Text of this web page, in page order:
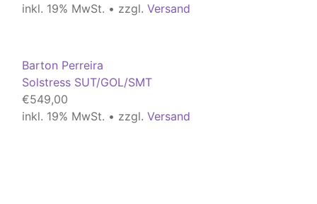
inkl. 19% MwSt. • zzgl. Versand
Barton Perreira
Solstress SUT/GOL/SMT
€549,00
inkl. 19% MwSt. • zzgl. Versand